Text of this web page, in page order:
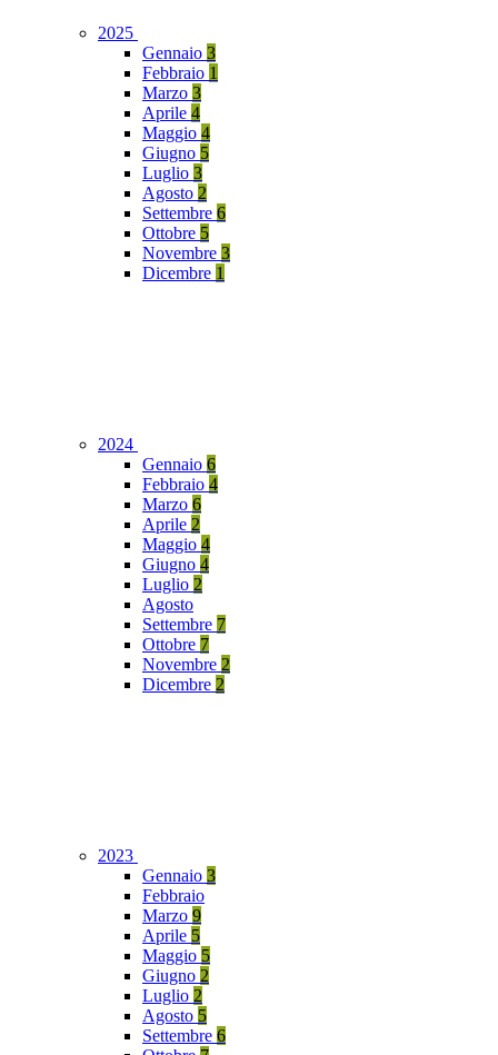
2025
Gennaio 3
Febbraio 1
Marzo 3
Aprile 4
Maggio 4
Giugno 5
Luglio 3
Agosto 2
Settembre 6
Ottobre 5
Novembre 3
Dicembre 1
2024
Gennaio 6
Febbraio 4
Marzo 6
Aprile 2
Maggio 4
Giugno 4
Luglio 2
Agosto
Settembre 7
Ottobre 7
Novembre 2
Dicembre 2
2023
Gennaio 3
Febbraio
Marzo 9
Aprile 5
Maggio 5
Giugno 2
Luglio 2
Agosto 5
Settembre 6